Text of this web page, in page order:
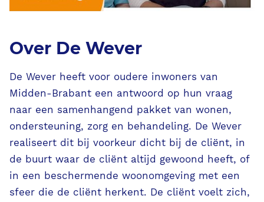
PUUR. aanvragen
Over De Wever
De Wever heeft voor oudere inwoners van
Midden-Brabant een antwoord op hun vraag
naar een samenhangend pakket van wonen,
ondersteuning, zorg en behandeling. De Wever
realiseert dit bij voorkeur dicht bij de cliënt, in
de buurt waar de cliënt altijd gewoond heeft, of
in een beschermende woonomgeving met een
sfeer die de cliënt herkent. De cliënt voelt zich,